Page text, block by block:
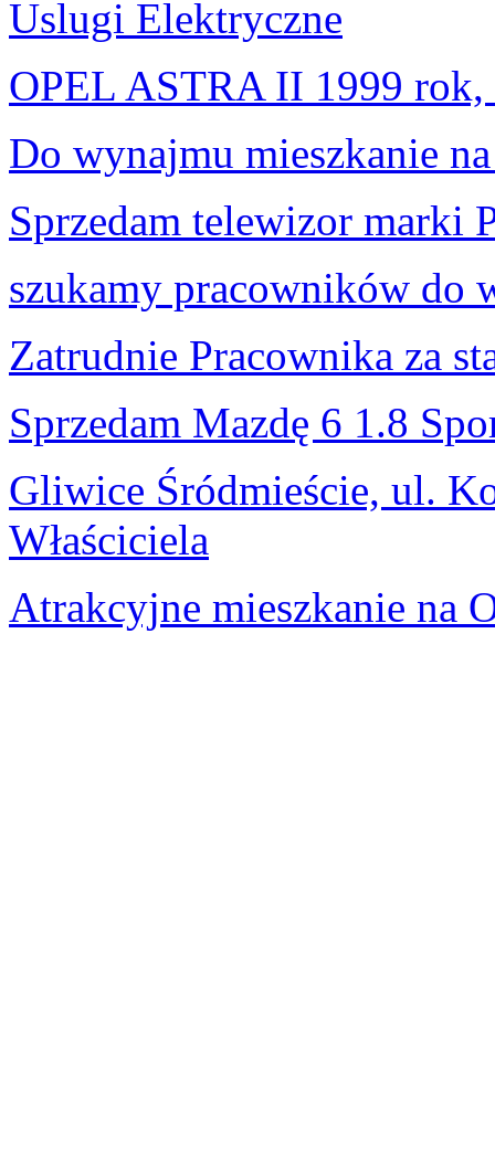
Uslugi Elektryczne
OPEL ASTRA II 1999
Do wynajmu mieszkanie
Sprzedam telewizor marki
szukamy pracowników do
Zatrudnie Pracownika za
Sprzedam Mazdę 6 1.8
Gliwice Śródmieście, ul.
Właściciela
Atrakcyjne mieszkanie na